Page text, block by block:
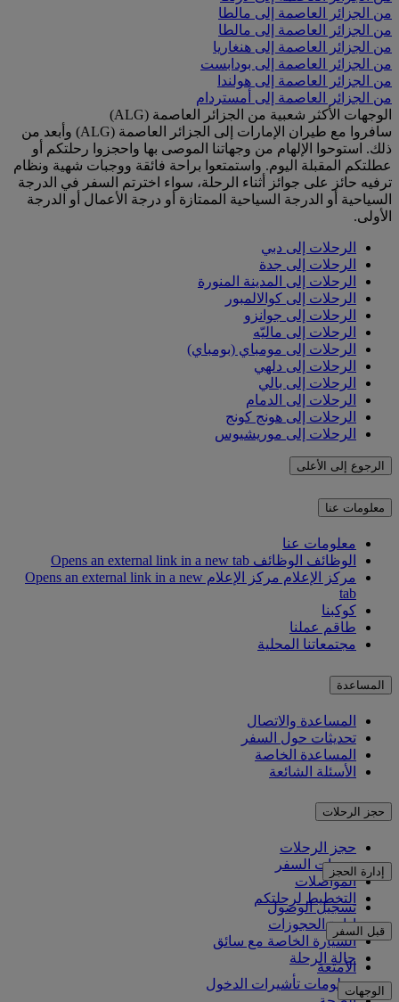
من الجزائر العاصمة إلى مالطا
من الجزائر العاصمة إلى مالطا
من الجزائر العاصمة إلى هنغاريا
من الجزائر العاصمة إلى بودابست
من الجزائر العاصمة إلى هولندا
من الجزائر العاصمة إلى أمستردام
الوجهات الأكثر شعبية من الجزائر العاصمة (ALG)
سافروا مع طيران الإمارات إلى الجزائر العاصمة (ALG) وأبعد من
ذلك. استوحوا الإلهام من وجهاتنا الموصى بها واحجزوا رحلتكم أو
عطلتكم المقبلة اليوم. واستمتعوا براحة فائقة ووجبات شهية ونظام
ترفيه حائز على جوائز أثناء الرحلة، سواء اخترتم السفر في الدرجة
السياحية أو الدرجة السياحية الممتازة أو درجة الأعمال أو الدرجة
الأولى.
الرحلات إلى دبي
الرحلات إلى جدة
الرحلات إلى المدينة المنورة
الرحلات إلى كوالالمبور
الرحلات إلى جوانزو
الرحلات إلى ماليّه
الرحلات إلى مومباي (بومباي)
الرحلات إلى دلهي
الرحلات إلى بالي
الرحلات إلى الدمام
الرحلات إلى هونج كونج
الرحلات إلى موريشيوس
الرجوع إلى الأعلى
معلومات عنا
معلومات عنا
الوظائف الوظائف Opens an external link in a new tab
مركز الإعلام
مركز الإعلام Opens an external link in a new
tab
كوكبنا
طاقم عملنا
مجتمعاتنا المحلية
المساعدة
المساعدة والاتصال
تحديثات حول السفر
المساعدة الخاصة
الأسئلة الشائعة
حجز الرحلات
حجز الرحلات
خدمات السفر
المواصلات
التخطيط لرحلتكم
إدارة الحجز
تسجيل الوصول
إدارة الحجوزات
السيارة الخاصة مع سائق
حالة الرحلة
قبل السفر
الأمتعة
معلومات تأشيرات الدخولالوجهات